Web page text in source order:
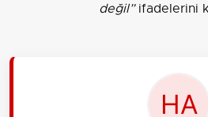
değil”ifadelerini